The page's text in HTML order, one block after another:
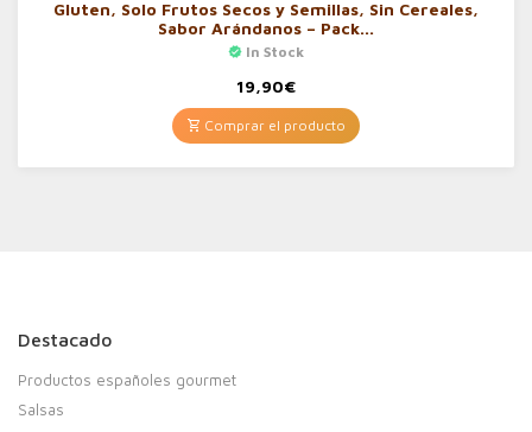
Gluten, Solo Frutos Secos y Semillas, Sin Cereales,
Sabor Arándanos – Pack…
In Stock
19,90€
Comprar el producto
Destacado
Productos españoles gourmet
Salsas